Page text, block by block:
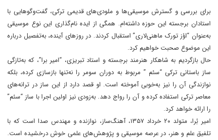
برای بررسی و گسترش موسیقی‌ها و ملودی‌های قدیمی ترکی، گفت‌وگوهایی با
استادان برجسته این حوزه داشته‌ام. همگی از ایده نام‌گذاری این نوع موسیقی
به‌عنوان “اؤز تورک ماهنی‌لاری” استقبال کردند. در روزهای آینده، به‌تفصیل درباره
این موضوع صحبت خواهیم کرد.
حال بازگردیم به شاهکار هنرمند برجسته و استاد تبریزی، “امیر برا”، که به‌تازگی
ساز باستانی ترکی “سئم ” مربوط به دوران سومر را نه‌تنها بازسازی کرده، بلکه
نوازندگی آن را نیز به‌خوبی آموخته است. او قصد دارد از این ساز در ترانه‌های
معاصر ترکی استفاده کرده و آن را رواج دهد. به‌زودی نیز اولین اجرا با ساز “سئم”
را ارائه خواهد کرد.
امیر بُرا، متولد ۲۰ خرداد ۱۳۵۷، آهنگ‌ساز، نوازنده و مهندس صدا است که با
تلفیق علم و هنر، در عرصه موسیقی و پژوهش‌های علمی خوش درخشیده است.